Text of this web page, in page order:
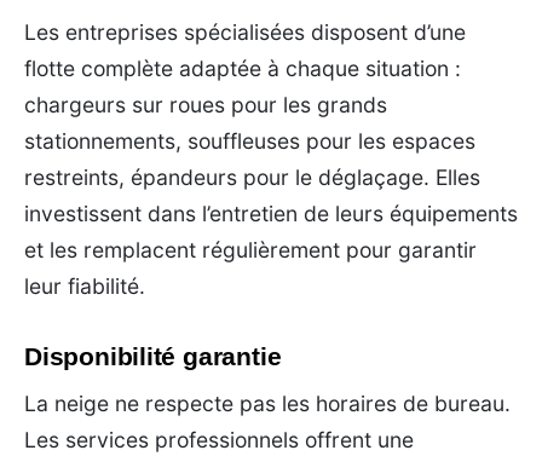
Les entreprises spécialisées disposent d’une
flotte complète adaptée à chaque situation :
chargeurs sur roues pour les grands
stationnements, souffleuses pour les espaces
restreints, épandeurs pour le déglaçage. Elles
investissent dans l’entretien de leurs équipements
et les remplacent régulièrement pour garantir
leur fiabilité.
Disponibilité garantie
La neige ne respecte pas les horaires de bureau.
Les services professionnels offrent une